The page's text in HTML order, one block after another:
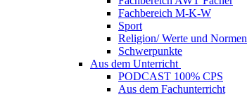
Fachbereich M-K-W
Sport
Religion/ Werte und Normen
Schwerpunkte
Aus dem Unterricht
PODCAST 100% CPS
Aus dem Fachunterricht